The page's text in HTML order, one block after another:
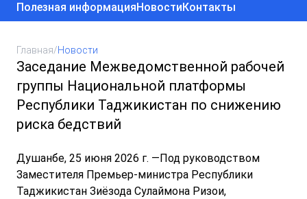
Полезная информацияНовостиКонтакты
Главная/Новости
Заседание Межведомственной рабочей
группы Национальной платформы
Республики Таджикистан по снижению
риска бедствий
Душанбе, 25 июня 2026 г. —Под руководством
Заместителя Премьер-министра Республики
Таджикистан Зиёзода Сулаймона Ризои,